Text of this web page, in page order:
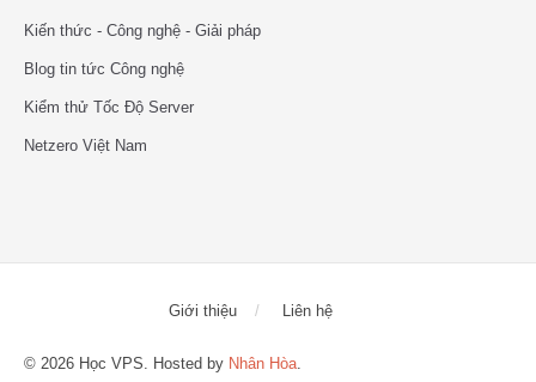
Kiến thức - Công nghệ - Giải pháp
Blog tin tức Công nghệ
Kiểm thử Tốc Độ Server
Netzero Việt Nam
Giới thiệu Liên hệ
© 2026 Học VPS. Hosted by Nhân Hòa